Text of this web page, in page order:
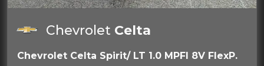
Chevrolet Celta
Chevrolet Celta Spirit/ LT 1.0 MPFI 8V FlexP.